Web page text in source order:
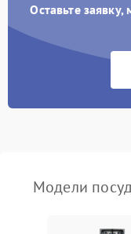
Не работает сушилка
Сбои в работе
Оставьте
Модели